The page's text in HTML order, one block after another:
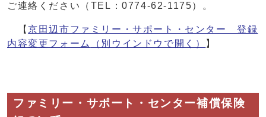
ご連絡ください（TEL：0774-62-1175）。
【京田辺市ファミリー・サポート・センター 登録
内容変更フォーム
（別ウインドウで開く） 】
ファミリー・サポート・センター補償保険